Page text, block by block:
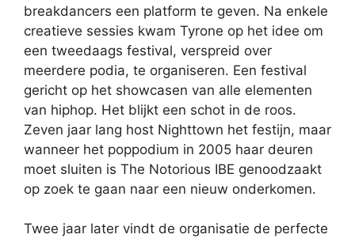
breakdancers een platform te geven. Na enkele
creatieve sessies kwam Tyrone op het idee om
een tweedaags festival, verspreid over
meerdere podia, te organiseren. Een festival
gericht op het showcasen van alle elementen
van hiphop. Het blijkt een schot in de roos.
Zeven jaar lang host Nighttown het festijn, maar
wanneer het poppodium in 2005 haar deuren
moet sluiten is The Notorious IBE genoodzaakt
op zoek te gaan naar een nieuw onderkomen.
Twee jaar later vindt de organisatie de perfecte